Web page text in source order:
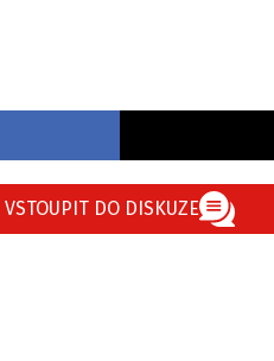
VSTOUPIT DO DISKUZE